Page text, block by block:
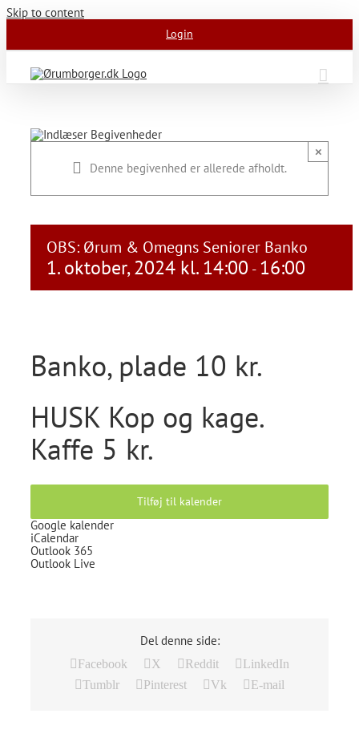
Skip to content
Login
Denne begivenhed er allerede afholdt.
×
OBS: Ørum & Omegns Seniorer Banko
1. oktober, 2024 kl. 14:00 - 16:00
Banko, plade 10 kr.
HUSK Kop og kage.
Kaffe 5 kr.
Tilføj til kalender
Google kalender
iCalendar
Outlook 365
Outlook Live
Del denne side:
Facebook X Reddit
LinkedIn
Tumblr
Pinterest Vk E-mail